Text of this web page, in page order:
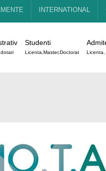
INTERNATIONAL
Studenti
Licenta,Master,Doctorat Licenta,